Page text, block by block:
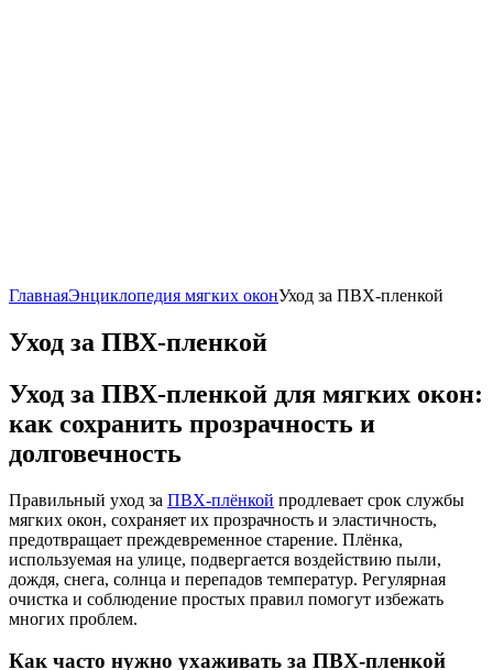
ГлавнаяЭнциклопедия мягких оконУход за ПВХ-пленкой
Уход за ПВХ-пленкой
Уход за ПВХ-пленкой для мягких окон:
как сохранить прозрачность и
долговечность
Правильный уход за ПВХ-плёнкой продлевает срок службы
мягких окон, сохраняет их прозрачность и эластичность,
предотвращает преждевременное старение. Плёнка,
используемая на улице, подвергается воздействию пыли,
дождя, снега, солнца и перепадов температур. Регулярная
очистка и соблюдение простых правил помогут избежать
многих проблем.
Как часто нужно ухаживать за ПВХ-пленкой